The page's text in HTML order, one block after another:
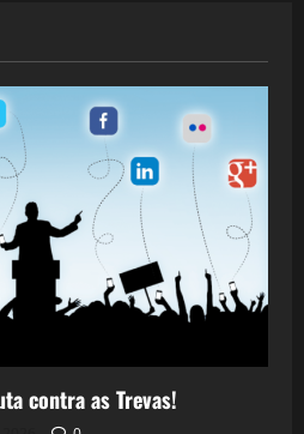
contra as Trevas!